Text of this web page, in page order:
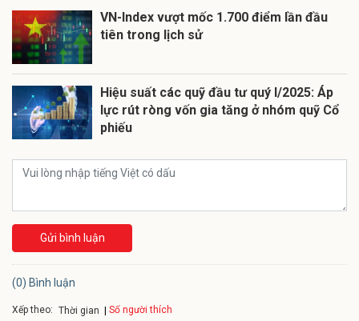
VN-Index vượt mốc 1.700 điểm lần đầu
tiên trong lịch sử
Hiệu suất các quỹ đầu tư quý I/2025: Áp
lực rút ròng vốn gia tăng ở nhóm quỹ Cổ
phiếu
Gửi bình luận
(0) Bình luận
Xếp theo: Thời gian Số người thích